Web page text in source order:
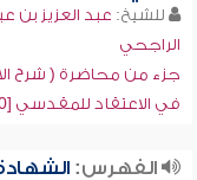
للشيخ: عبد العزيز بن
الراجحي
جزء من محاضرة ( شرح
في الاعتقاد للمقدسي [10])
الفهرس: